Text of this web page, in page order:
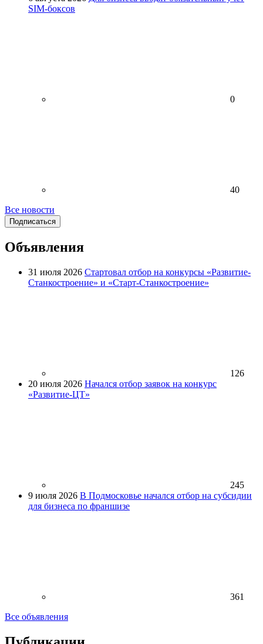
SIM-боксов
0
40
Все новости
Подписаться
Объявления
31 июля 2026 Стартовал отбор на конкурсы «Развитие-
Станкостроение» и «Старт-Станкостроение»
126
20 июля 2026 Начался отбор заявок на конкурс
«Развитие-ЦТ»
245
9 июля 2026 В Подмосковье начался отбор на субсидии
для бизнеса по франшизе
361
Все объявления